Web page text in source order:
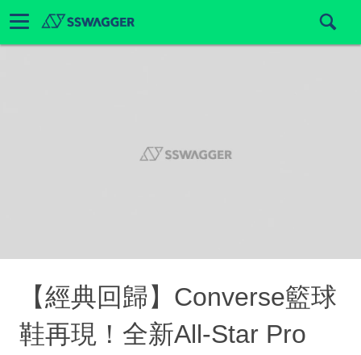
【經典回歸】Converse籃球
鞋再現！全新All-Star Pro